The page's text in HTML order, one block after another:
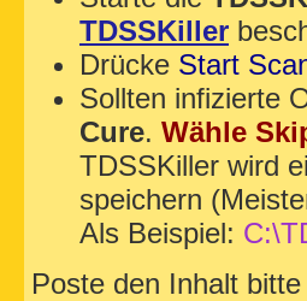
TDSSKiller
Drücke Start
Sollten infizierte
Cure. Wähle
TDSSKiller wird
speichern
Als Beispiel:
Poste den Inhalt